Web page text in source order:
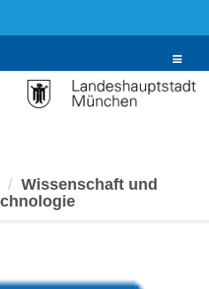
Toggle
Wissenschaft und